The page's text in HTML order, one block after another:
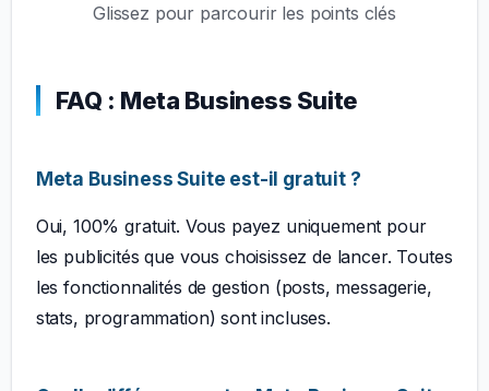
Glissez pour parcourir les points clés
FAQ : Meta Business Suite
Meta Business Suite est-il gratuit ?
Oui, 100% gratuit. Vous payez uniquement pour
les publicités que vous choisissez de lancer. Toutes
les fonctionnalités de gestion (posts, messagerie,
stats, programmation) sont incluses.